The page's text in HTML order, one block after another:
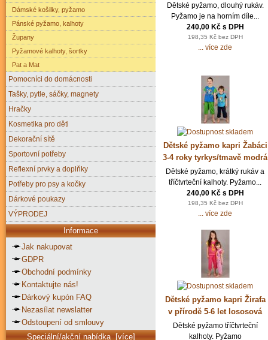
Dětské pyžamo, dlouhý rukáv.
Pyžamo je na horním díle...
240,00 Kč s DPH
198,35 Kč bez DPH
... více zde
Dětské pyžamo kapri Žabáci
3-4 roky tyrkys/tmavě modrá
Dětské pyžamo, krátký rukáv a
tříčtvrteční kalhoty. Pyžamo...
240,00 Kč s DPH
198,35 Kč bez DPH
... více zde
Dětské pyžamo kapri Žirafa
v přírodě 5-6 let lososová
Dětské pyžamo tříčtvrteční
kalhoty. Pyžamo
Dámské košilky, pyžamo
Pánské pyžamo, kalhoty
Župany
Pyžamové kalhoty, šortky
Pat a Mat
Pomocníci do domácnosti
Tašky, pytle, sáčky, magnety
Hračky
Kosmetika pro děti
Dekorační sítě
Sportovní potřeby
Reflexní prvky a doplňky
Potřeby pro psy a kočky
Dárkové poukazy
VÝPRODEJ
Informace
Jak nakupovat
GDPR
Obchodní podmínky
Kontaktujte nás!
Dárkový kupón FAQ
Nezasílat newslatter
Odstoupení od smlouvy
Speciální/akční nabídka [více]